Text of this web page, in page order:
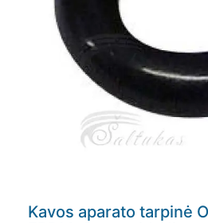
Kavos aparato tarpinė